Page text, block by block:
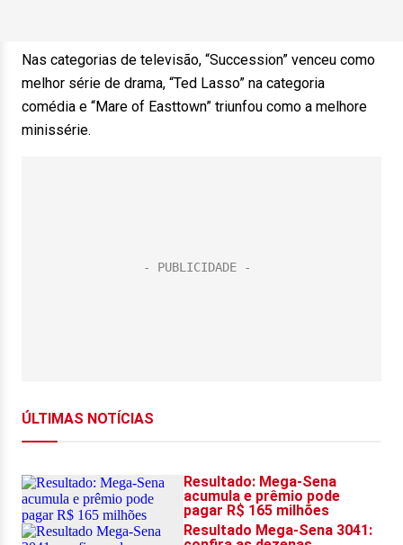
Nas categorias de televisão, “Succession” venceu como
melhor série de drama, “Ted Lasso” na categoria
comédia e “Mare of Easttown” triunfou como a melhore
minissérie.